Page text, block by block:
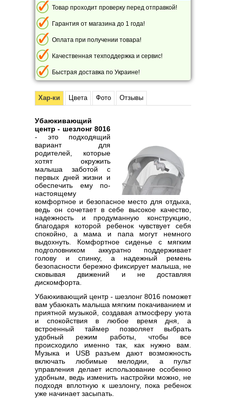
Товар проходит проверку перед отправкой!
Гарантия от магазина до 1 года!
Оплата при получении товара!
Качественная техподдержка и сервис!
Быстрая доставка по Украине!
Хар-ки Цвета Фото Отзывы
Убаюкивающий
центр - шезлонг 8016
- это подходящий
вариант для
родителей, которые
хотят окружить
малыша заботой с
первых дней жизни и
обеспечить ему по-
настоящему
комфортное и безопасное место для отдыха,
ведь он сочетает в себе высокое качество,
надежность и продуманную конструкцию,
благодаря которой ребенок чувствует себя
спокойно, а мама и папа могут немного
выдохнуть. Комфортное сиденье с мягким
подголовником аккуратно поддерживает
голову и спинку, а надежный ремень
безопасности бережно фиксирует малыша, не
сковывая движений и не доставляя
дискомфорта.
Убаюкивающий центр - шезлонг 8016 поможет
вам убаюкать малыша мягким покачиванием и
приятной музыкой, создавая атмосферу уюта
и спокойствия в любое время дня, а
встроенный таймер позволяет выбрать
удобный режим работы, чтобы все
происходило именно так, как нужно вам.
Музыка и USB разъем дают возможность
включать любимые мелодии, а пульт
управления делает использование особенно
удобным, ведь изменить настройки можно, не
подходя вплотную к шезлонгу, пока ребенок
уже начинает засыпать.